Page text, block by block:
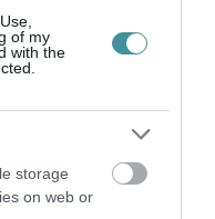
of my
with the
storage
on web or
Hírek oldalán!